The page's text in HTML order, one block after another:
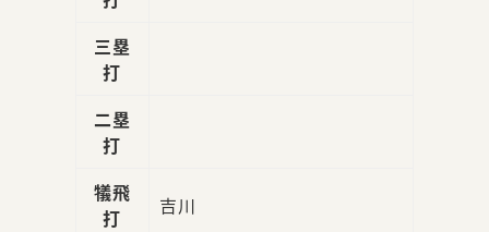
三塁
打
二塁
打
犠飛
打
吉川